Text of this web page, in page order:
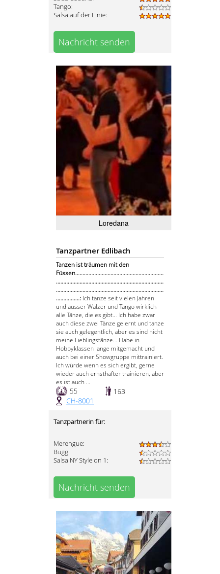
Tango:
Salsa auf der Linie:
Nachricht senden
Loredana
Tanzpartner Edlibach
Tanzen ist träumen mit den
Füssen............................................................
.........................................................................
.........................................................................
................: Ich tanze seit vielen Jahren
und ausser Walzer und Tango wirklich
alle Tänze, die es gibt... Ich habe zwar
auch diese zwei Tänze gelernt und tanze
sie auch gelegentlich, aber es sind nicht
meine Lieblingstänze... Habe in
Hobbyklassen lange mitgemacht und
auch bei einer Showgruppe mittrainiert.
Ich würde wenn es sich ergibt, gerne
wieder auch ernsthafter trainieren, aber
es ist auch ...
55
163
CH-8001
Tanzpartnerin für:
Merengue:
Bugg:
Salsa NY Style on 1:
Nachricht senden